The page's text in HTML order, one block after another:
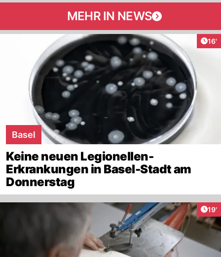
MEHR IN NEWS
16'
Basel
Keine neuen Legionellen-
Erkrankungen in Basel-Stadt am
Donnerstag
19'